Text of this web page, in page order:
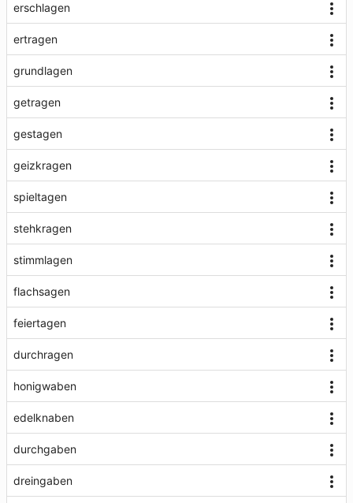
erschlagen
ertragen
grundlagen
getragen
gestagen
geizkragen
spieltagen
stehkragen
stimmlagen
flachsagen
feiertagen
durchragen
honigwaben
edelknaben
durchgaben
dreingaben